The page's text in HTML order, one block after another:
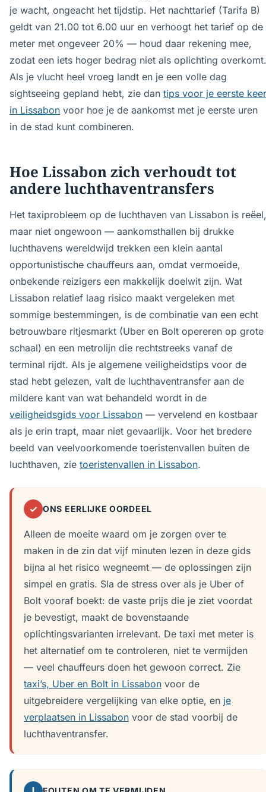
je wacht, ongeacht het tijdstip. Het nachttarief (Tarifa B)
geldt van 21.00 tot 6.00 uur en verhoogt het tarief op de
meter met ongeveer 20% — houd daar rekening mee,
zodat een iets hoger bedrag niet als oplichting overkomt.
Als je vlucht heel vroeg landt en je een volle dag
sightseeing gepland hebt, zie dan tips voor je eerste keer
in Lissabon voor hoe je de aankomst met je eerste uren
in de stad kunt combineren.
Hoe Lissabon zich verhoudt tot
andere luchthaventransfers
Het taxiprobleem op de luchthaven van Lissabon is reëel,
maar niet ongewoon — aankomsthallen bij drukke
luchthavens wereldwijd trekken een klein aantal
opportunistische chauffeurs aan, omdat vermoeide,
onbekende reizigers een makkelijk doelwit zijn. Wat
Lissabon relatief laag risico maakt vergeleken met
sommige bestemmingen, is de combinatie van een echt
betrouwbare ritjesmarkt (Uber en Bolt opereren op grote
schaal) en een metrolijn die rechtstreeks vanaf de
terminal rijdt. Als je algemene veiligheidstips voor de
stad hebt gelezen, valt de luchthaventransfer aan de
mildere kant van wat behandeld wordt in de
veiligheidsgids voor Lissabon — vervelend en kostbaar
als je erin trapt, maar niet gevaarlijk. Voor het bredere
beeld van veelvoorkomende toeristenvallen buiten de
luchthaven, zie toeristenvallen in Lissabon.
✓ ONS EERLIJKE OORDEEL
Alleen de moeite waard om je zorgen over te
maken in de zin dat vijf minuten lezen in deze gids
bijna al het risico wegneemt — de oplossingen zijn
simpel en gratis. Sla de stress over als je Uber of
Bolt vooraf boekt: de vaste prijs die je ziet voordat
je bevestigt, maakt de bovenstaande
oplichtingsvarianten irrelevant. De taxi met meter is
het alternatief om te controleren, niet te vermijden
— veel chauffeurs doen het gewoon correct. Zie
taxi’s, Uber en Bolt in Lissabon voor de
uitgebreidere vergelijking van elke optie, en je
verplaatsen in Lissabon voor de stad voorbij de
luchthaventransfer.